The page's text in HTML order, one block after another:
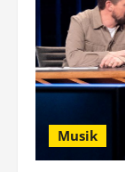
Musik